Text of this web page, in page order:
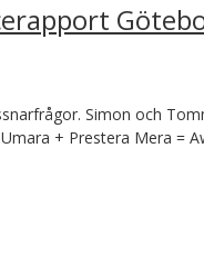
Simon och
+ Prestera Mera =